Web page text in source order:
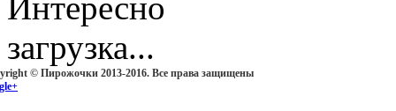
загрузка...
© Пирожочки 2013-2016. Все права защищены